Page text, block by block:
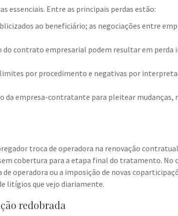
essenciais. Entre as principais perdas estão:
ao beneficiário; as negociações entre
do contrato empresarial podem resultar em perda
por procedimento e negativas por
da empresa-contratante para pleitear mudanças,
troca de operadora na renovação
cobertura para a etapa final do tratamento. No
operadora ou a imposição de novas
litígios que vejo diariamente.
redobrada